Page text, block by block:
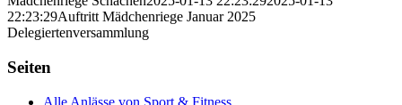
22:23:29Auftritt Mädchenriege Januar 2025
Delegiertenversammlung
Seiten
Alle Anlässe von Sport & Fitness